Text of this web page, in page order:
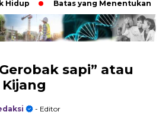
Batas yang Menentukan Nasib
sapi” atau
Kijang
- Editor